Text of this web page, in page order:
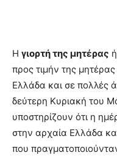
Η γιορτή της μητέρας ή
προς τιμήν της
Ελλάδα και σε πολλές
δεύτερη Κυριακή του
υποστηρίζουν ότι η
στην αρχαία Ελλάδα
που